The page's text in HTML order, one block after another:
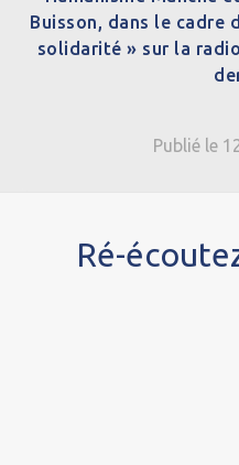
Buisson, dans le cadre
solidarité » sur la
Publié le
Ré-